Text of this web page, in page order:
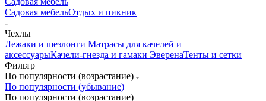
Садовая мебельОтдых и пикник
-
Чехлы
Лежаки и шезлонги Матрасы для качелей и
аксессуарыКачели-гнезда и гамаки ЭверенаТенты и сетки
Фильтр
По популярности (возрастание)
По популярности (убывание)
По популярности (возрастание)